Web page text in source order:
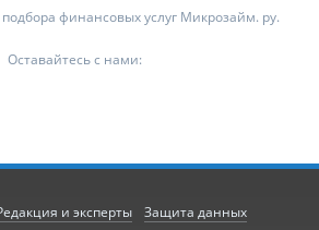
финансовых услуг Микрозайм. ру.
Оставайтесь с нами:
и эксперты Защита данных